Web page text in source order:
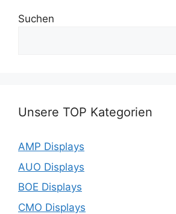
Suchen
Unsere TOP Kategorien
AMP Displays
AUO Displays
BOE Displays
CMO Displays